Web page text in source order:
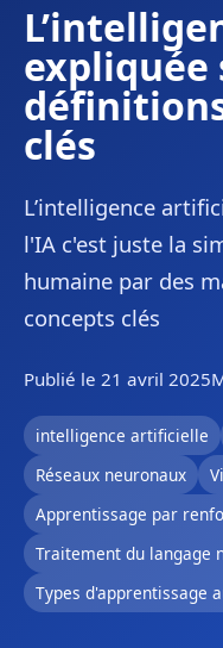
expliquée
clés
L’intelligence
l'IA c'est juste la
humaine par des
concepts clés
Publié le 21 avril 2025
intelligence artificielle
Réseaux neuronaux
Apprentissage par
Traitement du langage
Types d'apprentissage